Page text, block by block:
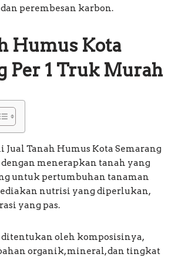
perembesan karbon.
Humus Kota
Per 1 Truk Murah
Jual Tanah Humus Kota Semarang
menerapkan tanah yang
untuk pertumbuhan tanaman
nutrisi yang diperlukan,
yang pas.
ditentukan oleh komposisinya,
organik, mineral, dan tingkat